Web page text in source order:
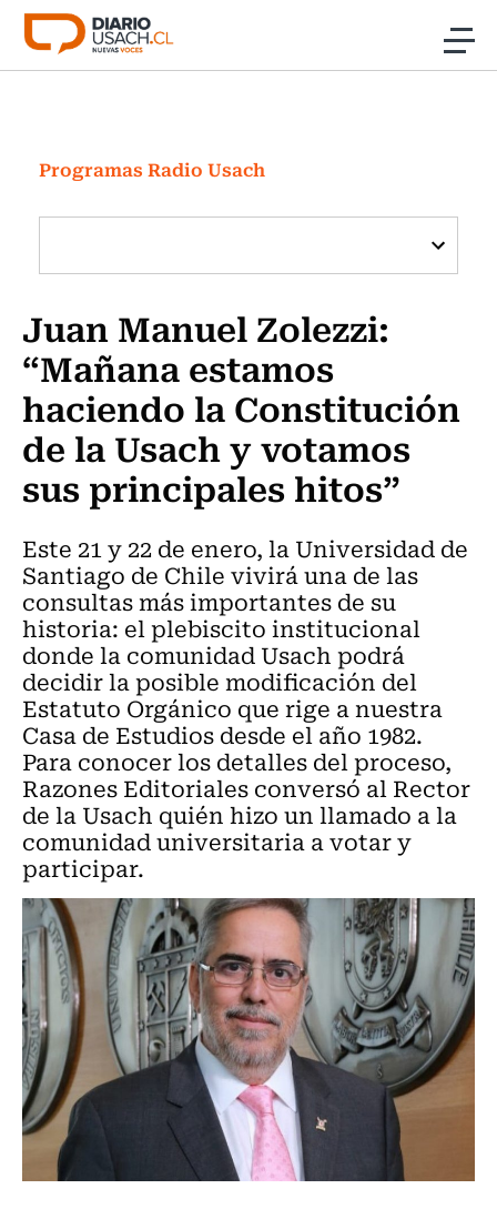
Click acá para ir directamente al contenido
Investigación
Cultura
Programas Radio y TV Usach
Programas Radio Usach
Juan Manuel Zolezzi:
“Mañana estamos
haciendo la Constitución
de la Usach y votamos
sus principales hitos”
Este 21 y 22 de enero, la Universidad de
Santiago de Chile vivirá una de las
consultas más importantes de su
historia: el plebiscito institucional
donde la comunidad Usach podrá
decidir la posible modificación del
Estatuto Orgánico que rige a nuestra
Casa de Estudios desde el año 1982.
Para conocer los detalles del proceso,
Razones Editoriales conversó al Rector
de la Usach quién hizo un llamado a la
comunidad universitaria a votar y
participar.